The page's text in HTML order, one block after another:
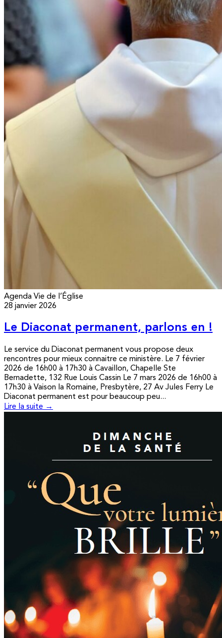
Agenda Vie de l’Église
28 janvier 2026
Le Diaconat permanent, parlons en !
Le service du Diaconat permanent vous propose deux
rencontres pour mieux connaitre ce ministère. Le 7 février
2026 de 16h00 à 17h30 à Cavaillon, Chapelle Ste
Bernadette, 132 Rue Louis Cassin Le 7 mars 2026 de 16h00 à
17h30 à Vaison la Romaine, Presbytère, 27 Av Jules Ferry Le
Diaconat permanent est pour beaucoup peu...
Lire la suite →